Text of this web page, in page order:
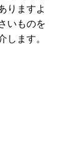
りますよ
いものを
します。